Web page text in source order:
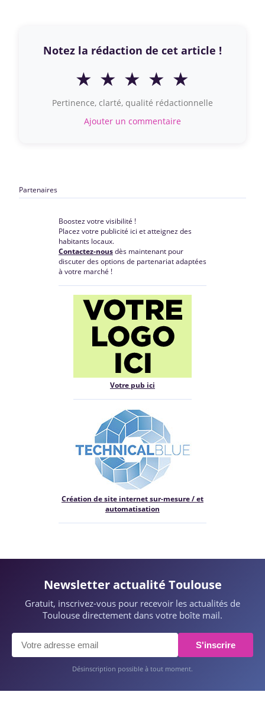
Notez la rédaction de cet article !
★ ★ ★ ★ ★
Pertinence, clarté, qualité rédactionnelle
Ajouter un commentaire
Partenaires
Boostez votre visibilité !
Placez votre publicité ici et atteignez des
habitants locaux.
Contactez-nousdès maintenant pour
discuter des options de partenariat adaptées
à votre marché !
Votre pub ici
Création de site internet sur-mesure / et
automatisation
Newsletter actualité Toulouse
Gratuit, inscrivez-vous pour recevoir les actualités de
Toulouse directement dans votre boîte mail.
S'inscrire
Désinscription possible à tout moment.